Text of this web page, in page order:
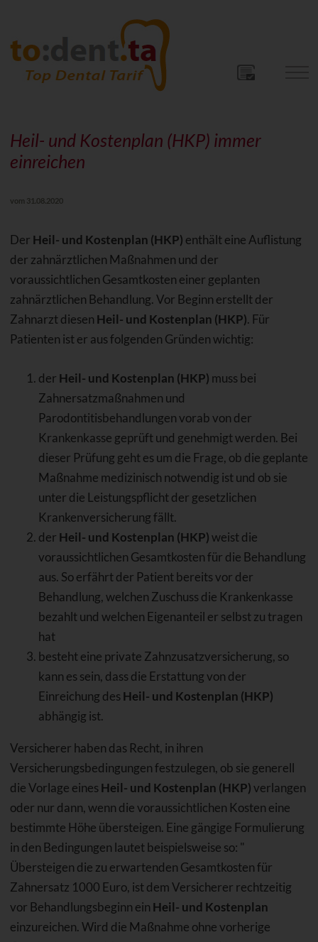
Heil- und Kostenplan (HKP) immer
einreichen
vom 31.08.2020
Der Heil- und Kostenplan (HKP) enthält eine Auflistung
der zahnärztlichen Maßnahmen und der
voraussichtlichen Gesamtkosten einer geplanten
zahnärztlichen Behandlung. Vor Beginn erstellt der
Zahnarzt diesen Heil- und Kostenplan (HKP). Für
Patienten ist er aus folgenden Gründen wichtig:
der Heil- und Kostenplan (HKP) muss bei
Zahnersatzmaßnahmen und
Parodontitisbehandlungen vorab von der
Krankenkasse geprüft und genehmigt werden. Bei
dieser Prüfung geht es um die Frage, ob die geplante
Maßnahme medizinisch notwendig ist und ob sie
unter die Leistungspflicht der gesetzlichen
Krankenversicherung fällt.
der Heil- und Kostenplan (HKP)weist die
voraussichtlichen Gesamtkosten für die Behandlung
aus. So erfährt der Patient bereits vor der
Behandlung, welchen Zuschuss die Krankenkasse
bezahlt und welchen Eigenanteil er selbst zu tragen
hat
besteht eine private Zahnzusatzversicherung, so
kann es sein, dass die Erstattung von der
Einreichung desHeil- und Kostenplan (HKP)
abhängig ist.
Versicherer haben das Recht, in ihren
Versicherungsbedingungen festzulegen, ob sie generell
die Vorlage einesHeil- und Kostenplan (HKP)verlangen
oder nur dann, wenn die voraussichtlichen Kosten eine
bestimmte Höhe übersteigen. Eine gängige Formulierung
in den Bedingungen lautet beispielsweise so: "
Übersteigen die zu erwartenden Gesamtkosten für
Zahnersatz 1000 Euro, ist dem Versicherer rechtzeitig
vor Behandlungsbeginn ein Heil- und Kostenplan
einzureichen. Wird die Maßnahme ohne vorherige